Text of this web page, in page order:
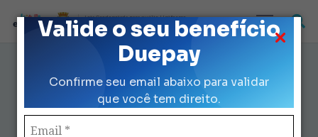
Valide o seu benefício
Duepay
Confirme seu email abaixo para validar
que você tem direito.
Loja Credenciada para auxilio Uniforme
e Kit Escolar da Prefeitura de São Paulo
Dúvidas Frequentes Sobre
Material Escolar Kit: Guia
Completo 2025